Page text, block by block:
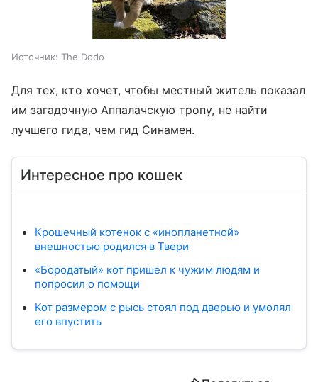
Источник: The Dodo
Для тех, кто хочет, чтобы местный житель показал
им загадочную Аппалачскую тропу, не найти
лучшего гида, чем гид Синамен.
Интересное про кошек
Крошечный котенок с «инопланетной»
внешностью родился в Твери
«Бородатый» кот пришел к чужим людям и
попросил о помощи
Кот размером с рысь стоял под дверью и умолял
его впустить